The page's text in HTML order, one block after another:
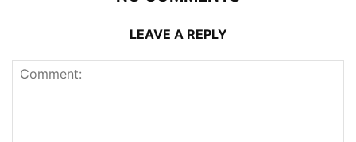
LEAVE A REPLY